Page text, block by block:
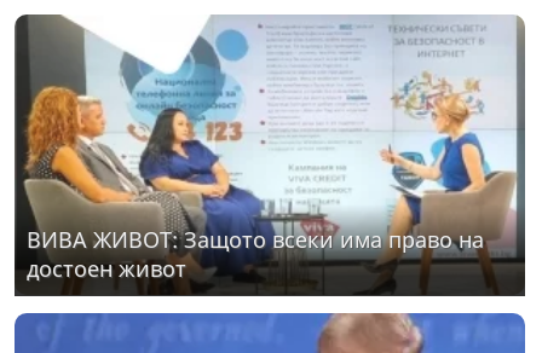
ВИВА ЖИВОТ: Защото всеки има право на
достоен живот